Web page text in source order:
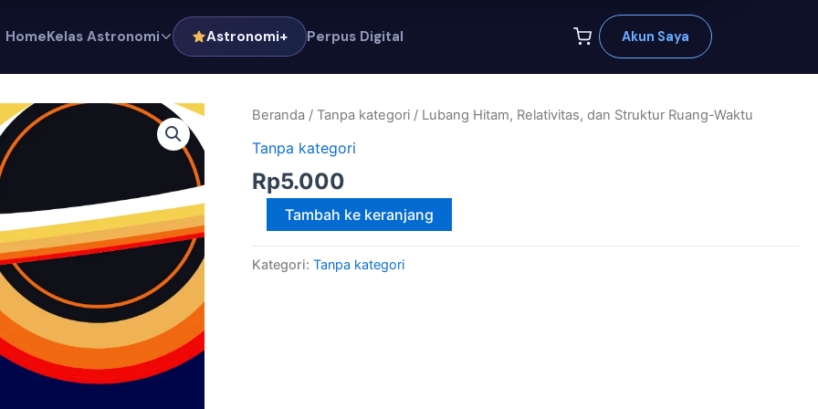
HomeKelas Astronomi Astronomi+ Perpus Digital Akun Saya
Beranda /Tanpa kategori / Lubang Hitam, Relativitas, dan Struktur Ruang-Waktu
Tanpa kategori
Rp5.000
Kuantitas
Lubang
Hitam,
Relativitas,
Struktur
Ruang-
Tambah ke keranjang
Kategori:Tanpa kategori